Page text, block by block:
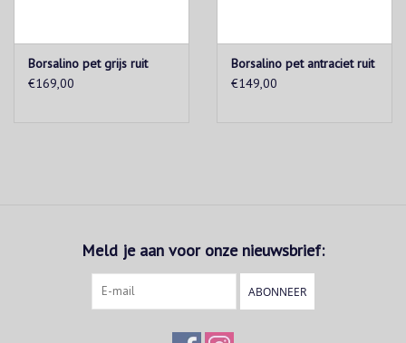
Borsalino pet grijs ruit
€169,00
Borsalino pet antraciet ruit
€149,00
Meld je aan voor onze nieuwsbrief:
ABONNEER